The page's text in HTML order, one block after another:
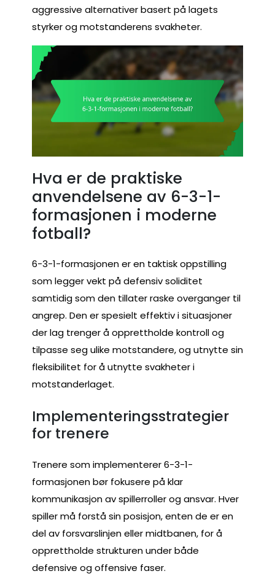
aggressive alternativer basert på lagets
styrker og motstanderens svakheter.
Hva er de praktiske
anvendelsene av 6-3-1-
formasjonen i moderne
fotball?
6-3-1-formasjonen er en taktisk oppstilling
som legger vekt på defensiv soliditet
samtidig som den tillater raske overganger til
angrep. Den er spesielt effektiv i situasjoner
der lag trenger å opprettholde kontroll og
tilpasse seg ulike motstandere, og utnytte sin
fleksibilitet for å utnytte svakheter i
motstanderlaget.
Implementeringsstrategier
for trenere
Trenere som implementerer 6-3-1-
formasjonen bør fokusere på klar
kommunikasjon av spillerroller og ansvar. Hver
spiller må forstå sin posisjon, enten de er en
del av forsvarslinjen eller midtbanen, for å
opprettholde strukturen under både
defensive og offensive faser.